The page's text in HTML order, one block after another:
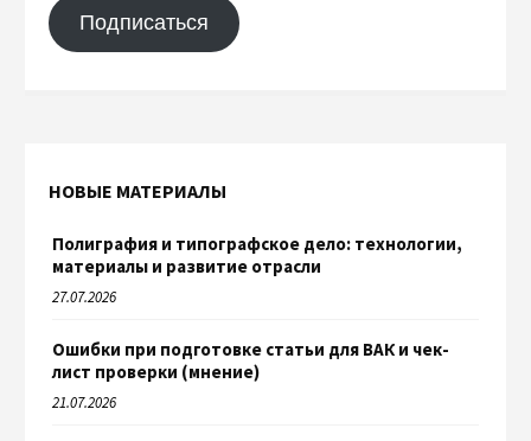
Подписаться
НОВЫЕ МАТЕРИАЛЫ
Полиграфия и типографское дело: технологии,
материалы и развитие отрасли
27.07.2026
Ошибки при подготовке статьи для ВАК и чек-
лист проверки (мнение)
21.07.2026